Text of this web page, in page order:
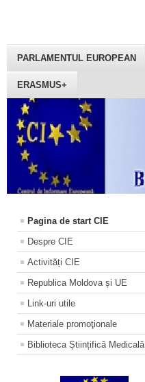
PARLAMENTUL EUROPEAN
ERASMUS+
Pagina de start CIE
Despre CIE
Activități CIE
Republica Moldova și UE
Link-uri utile
Materiale promoţionale
Biblioteca Științifică Medicală